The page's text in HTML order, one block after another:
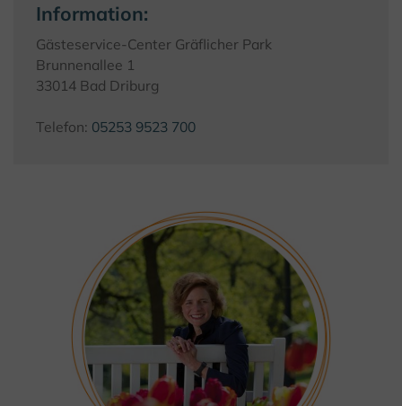
Information:
Gästeservice-Center Gräflicher Park
Brunnenallee 1
33014 Bad Driburg
Telefon: 05253 9523 700